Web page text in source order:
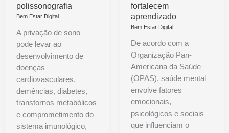
polissonografia
Bem Estar Digital
A privação de sono
pode levar ao
desenvolvimento de
doenças
cardiovasculares,
demências, diabetes,
transtornos metabólicos
e comprometimento do
sistema imunológico,
fortalecem
aprendizado
Bem Estar Digital
De acordo com a
Organização Pan-
Americana da Saúde
(OPAS), saúde mental
envolve fatores
emocionais,
psicológicos e sociais
que influenciam o